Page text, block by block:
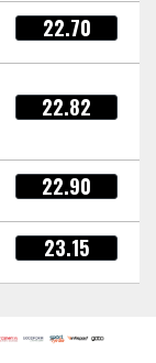
22.70
22.82
22.90
23.15